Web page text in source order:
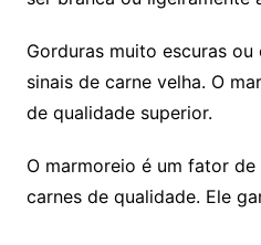
Gorduras muito escuras
sinais de carne velha. O
de qualidade superior.
O marmoreio é um fator
carnes de qualidade. Ele